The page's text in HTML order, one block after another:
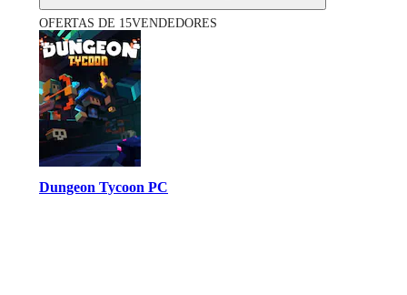
OFERTAS DE 15VENDEDORES
Dungeon Tycoon PC